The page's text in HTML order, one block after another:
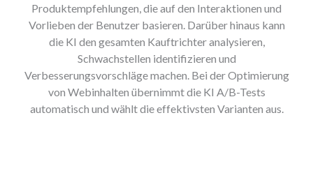
Produktempfehlungen, die auf den Interaktionen und
Vorlieben der Benutzer basieren. Darüber hinaus kann
die KI den gesamten Kauftrichter analysieren,
Schwachstellen identifizieren und
Verbesserungsvorschläge machen. Bei der Optimierung
von Webinhalten übernimmt die KI A/B-Tests
automatisch und wählt die effektivsten Varianten aus.